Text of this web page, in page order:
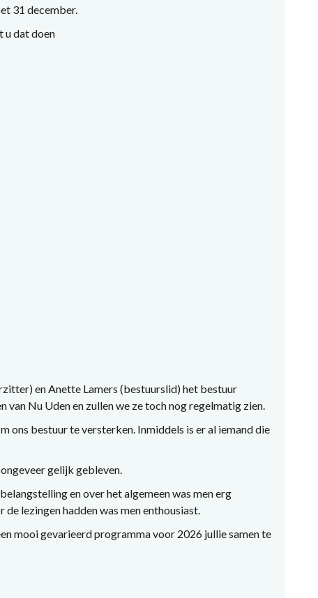
31 december.
u dat doen
en Anette Lamers (bestuurslid) het bestuur
Nu Uden en zullen we ze toch nog regelmatig zien.
ons bestuur te versterken. Inmiddels is er al iemand die
gelijk gebleven.
en over het algemeen was men erg
lezingen hadden was men enthousiast.
mooi gevarieerd programma voor 2026 jullie samen te